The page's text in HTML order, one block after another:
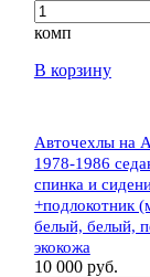
комп
В корзину
Авточехлы на
1978-1986
спинка и
+подлокотник
белый, белый,
экокожа
10 000 руб.